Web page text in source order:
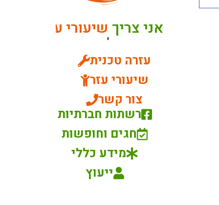
אני צריךלהתייעץ
עזרה טכנית
שיעורי עזר
צור קשר
רשתות חברתיות
חגים וחופשות
מידע כללי
ייעוץ